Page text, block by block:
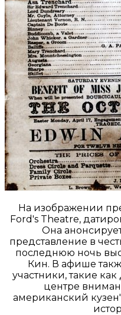
На изображении
Ford's Theatre,
Она
представление в
последнюю ночь
Кин. В афише
участники, такие
центре
американский